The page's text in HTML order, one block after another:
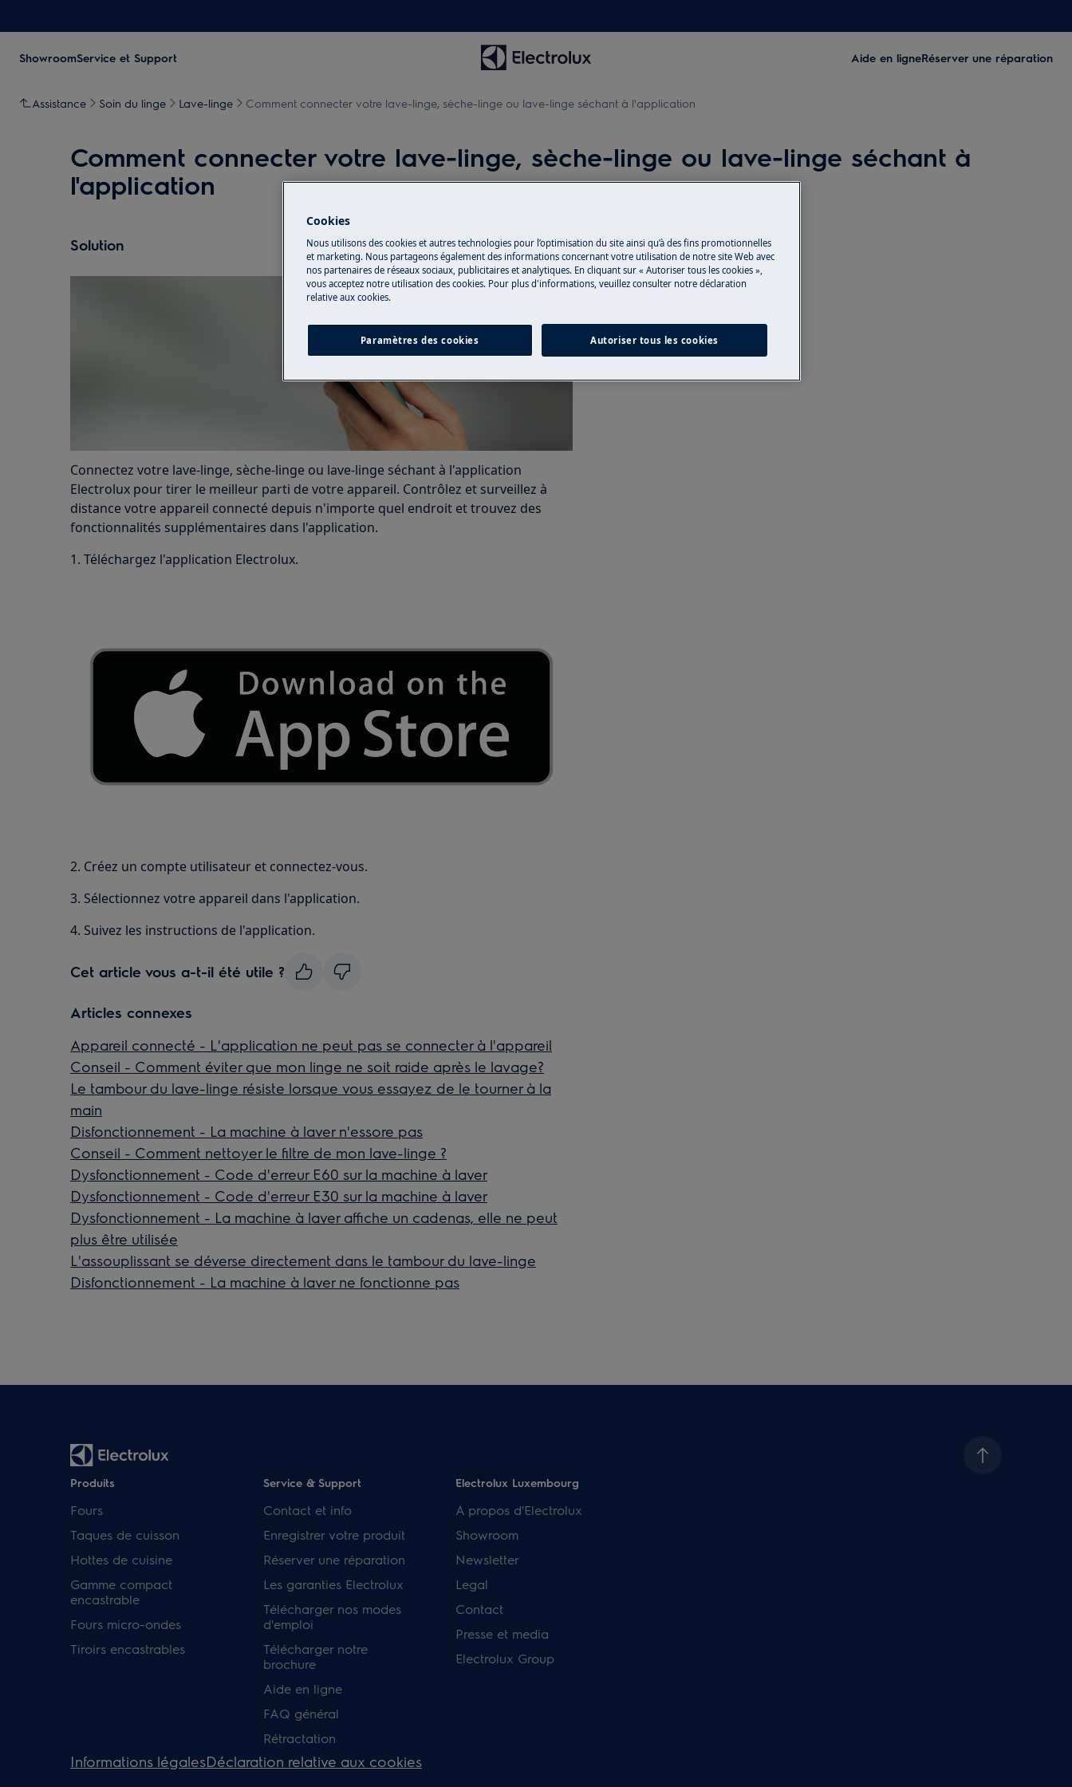
ShowroomService et Support Aide en ligneRéserver une réparation
Assistance Soin du linge Lave-linge Comment connecter votre lave-linge, sèche-linge ou lave-linge séchant à l'application
Comment connecter votre lave-linge, sèche-linge ou lave-linge séchant à
l'application
Solution
Connectez votre lave-linge, sèche-linge ou lave-linge séchant à l'application
Electrolux pour tirer le meilleur parti de votre appareil. Contrôlez et surveillez à
distance votre appareil connecté depuis n'importe quel endroit et trouvez des
fonctionnalités supplémentaires dans l'application.
1. Téléchargez l'application Electrolux.
2. Créez un compte utilisateur et connectez-vous.
3. Sélectionnez votre appareil dans l'application.
4. Suivez les instructions de l'application.
Cet article vous a-t-il été utile ?
Articles connexes
Appareil connecté - L'application ne peut pas se connecter à l'appareil
Conseil - Comment éviter que mon linge ne soit raide après le lavage?
Le tambour du lave-linge résiste lorsque vous essayez de le tourner à la
main
Disfonctionnement - La machine à laver n'essore pas
Conseil - Comment nettoyer le filtre de mon lave-linge ?
Dysfonctionnement - Code d'erreur E60 sur la machine à laver
Dysfonctionnement - Code d'erreur E30 sur la machine à laver
Dysfonctionnement - La machine à laver affiche un cadenas, elle ne peut
plus être utilisée
L'assouplissant se déverse directement dans le tambour du lave-linge
Disfonctionnement - La machine à laver ne fonctionne pas
Produits
Fours
Taques de cuisson
Hottes de cuisine
Gamme compact
encastrable
Fours micro-ondes
Tiroirs encastrables
Service & Support
Contact et info
Enregistrer votre produit
Réserver une réparation
Les garanties Electrolux
Télécharger nos modes
d'emploi
Télécharger notre
brochure
Aide en ligne
FAQ général
Rétractation
Electrolux Luxembourg
A propos d'Electrolux
Showroom
Newsletter
Legal
Contact
Presse et media
Electrolux Group
Informations légalesDéclaration relative aux cookies
Cookies
Nous utilisons des cookies et autres technologies pour l’optimisation du site ainsi qu’à des fins promotionnelles
et marketing. Nous partageons également des informations concernant votre utilisation de notre site Web avec
nos partenaires de réseaux sociaux, publicitaires et analytiques. En cliquant sur « Autoriser tous les cookies »,
vous acceptez notre utilisation des cookies. Pour plus d'informations, veuillez consulter notre déclaration
relative aux cookies.
Paramètres des cookies Autoriser tous les cookies